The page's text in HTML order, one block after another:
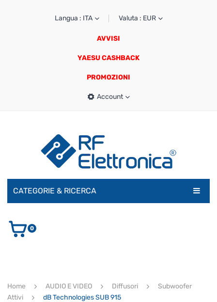
Langua : ITA Valuta : EUR
AVVISI
YAESU CASHBACK
PROMOZIONI
Account
CATEGORIE & RICERCA
AUDIO E VIDEO
ULTIMI ARRIVI
0
Home AUDIO E VIDEO Diffusori
Subwoofer
Attivi
dB Technologies SUB 915